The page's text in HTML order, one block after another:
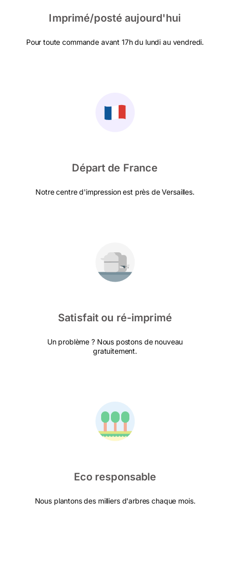
Imprimé/posté aujourd'hui
Pour toute commande avant 17h du lundi au vendredi.
Départ de France
Notre centre d'impression est près de Versailles.
Satisfait ou ré-imprimé
Un problème ? Nous postons de nouveau
gratuitement.
Eco responsable
Nous plantons des milliers d'arbres chaque mois.